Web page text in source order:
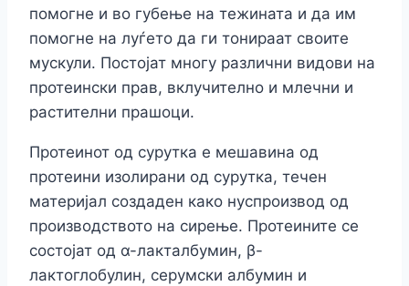
помогне и во губење на тежината и да им
помогне на луѓето да ги тонираат своите
мускули. Постојат многу различни видови на
протеински прав, вклучително и млечни и
растителни прашоци.
Протеинот од сурутка е мешавина од
протеини изолирани од сурутка, течен
материјал создаден како нуспроизвод од
производството на сирење. Протеините се
состојат од α-лакталбумин, β-
лактоглобулин, серумски албумин и